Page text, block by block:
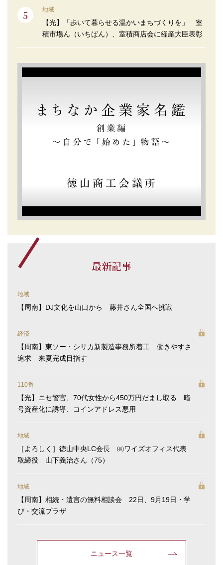
地域
【光】「歩いて暮らせる温かいまちづくりを」 室
積市場ん（いちばん）、室積商店会に経産大臣表彰
最新記事
地域
【周南】DJ文化を山口から 藤井さん全国へ挑戦
経済
【周南】東ソー・シリカ新製造事務所着工 働きやすさ
追求 来夏完成目指す
110番
【光】ニセ警官、70代女性から450万円だまし取る 暗
号資産化に誘導、コインアドレス悪用
地域
［よろしく］徳山中央LC会長 ㈱ワイズオフィス代表
取締役 山下義治さん（75）
地域
【周南】相続・遺言の無料相談会 22日、9月19日・学
び・交流プラザ
ニュース一覧